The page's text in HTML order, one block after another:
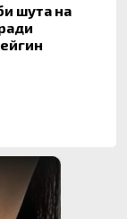
шута на